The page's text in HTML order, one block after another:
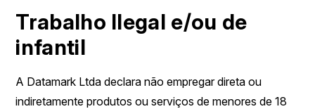
Trabalho Ilegal e/ou de
infantil
A Datamark Ltda declara não empregar direta ou
indiretamente produtos ou serviços de menores de 18